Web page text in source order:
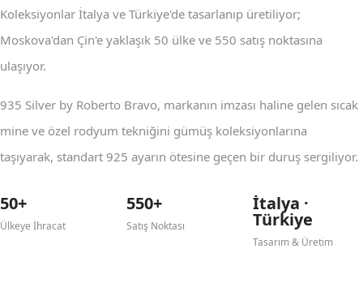
Koleksiyonlar İtalya ve Türkiye'de tasarlanıp üretiliyor;
Moskova'dan Çin'e yaklaşık 50 ülke ve 550 satış noktasına
ulaşıyor.
935 Silver by Roberto Bravo, markanın imzası haline gelen sıcak
mine ve özel rodyum tekniğini gümüş koleksiyonlarına
taşıyarak, standart 925 ayarın ötesine geçen bir duruş sergiliyor.
50+
Ülkeye İhracat
550+
Satış Noktası
İtalya ·
Türkiye
Tasarım & Üretim